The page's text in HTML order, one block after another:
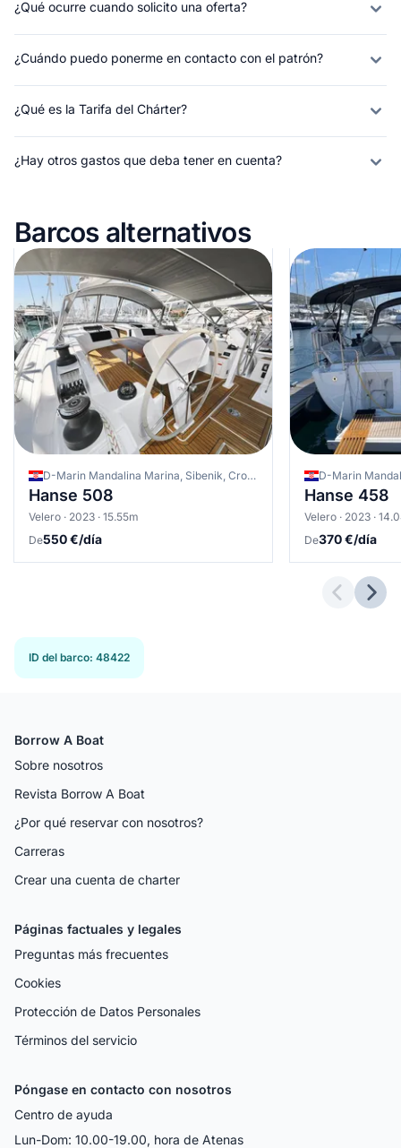
¿Qué ocurre cuando solicito una oferta?
¿Cuándo puedo ponerme en contacto con el patrón?
¿Qué es la Tarifa del Chárter?
¿Hay otros gastos que deba tener en cuenta?
Barcos alternativos
D-Marin Mandalina Marina, Sibenik, Croacia
Hanse 508
Velero · 2023 · 15.55m
De550 €/día
Hanse 458
Velero · 2023 ·
De370 €/día
ID del barco: 48422
Borrow A Boat
Sobre nosotros
Revista Borrow A Boat
¿Por qué reservar con nosotros?
Carreras
Crear una cuenta de charter
Páginas factuales y legales
Preguntas más frecuentes
Cookies
Protección de Datos Personales
Términos del servicio
Póngase en contacto con nosotros
Centro de ayuda
Lun-Dom: 10.00-19.00, hora de Atenas